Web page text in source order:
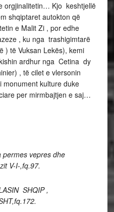
orgjinalitetin… Kjo keshtjellë
shqiptaret autokton që
e Malit Zi , por edhe
, ku nga trashigimtarë
) të Vuksan Lekës), kemi
ardhur nga Cetina dy
, të cilet e vlersonin
kulture duke
per mirmbajtjen e saj…
permes vepres dhe
V-I-,fq.97.
SHQIP ,